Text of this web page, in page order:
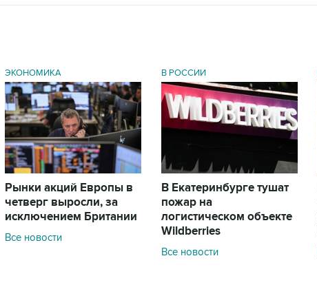
ЭКОНОМИКА
Рынки акций Европы в
четверг выросли, за
исключением Британии
Все новости
В РОССИИ
В Екатеринбурге тушат
пожар на
логистическом объекте
Wildberries
Все новости